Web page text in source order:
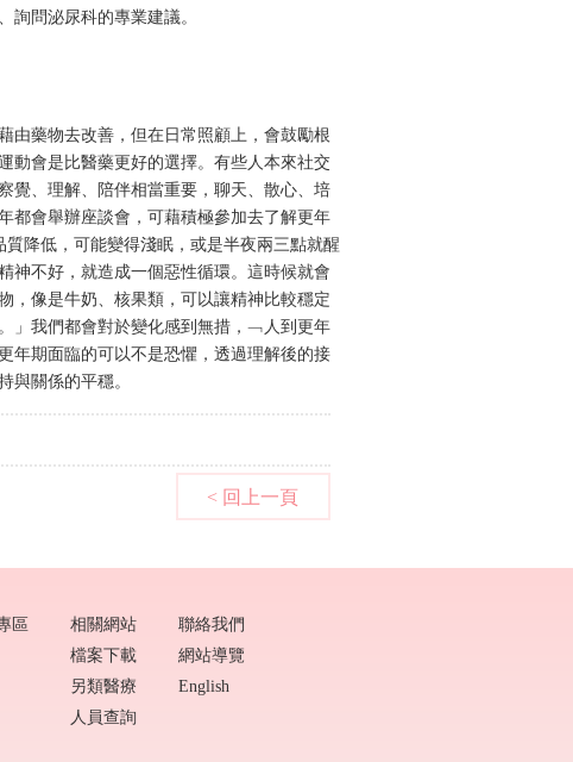
詢問泌尿科的專業建議。
由藥物去改善，但在日常照顧上，會鼓勵根
動會是比醫藥更好的選擇。有些人本來社交
覺、理解、陪伴相當重要，聊天、散心、培
都會舉辦座談會，可藉積極參加去了解更年
降低，可能變得淺眠，或是半夜兩三點就醒
神不好，就造成一個惡性循環。這時候就會
，像是牛奶、核果類，可以讓精神比較穩定
」我們都會對於變化感到無措，﹁人到更年
年期面臨的可以不是恐懼，透過理解後的接
與關係的平穩。
區
相關網站
檔案下載
另類醫療
人員查詢
聯絡我們
網站導覽
English